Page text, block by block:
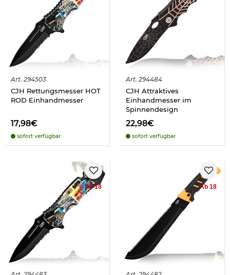
Art. 294503
CJH Rettungsmesser HOT
ROD Einhandmesser
17,98€
sofort verfügbar
Art. 294484
CJH Attraktives
Einhandmesser im
Spinnendesign
22,98€
sofort verfügbar
Ab 18 Ab 18